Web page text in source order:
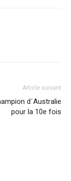
Article suivant
d´Australie
pour la 10e fois